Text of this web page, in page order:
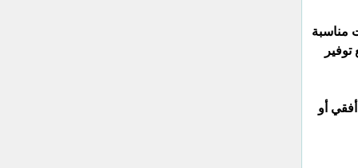
مناسبة
أفقي أو